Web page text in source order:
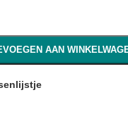
AAN